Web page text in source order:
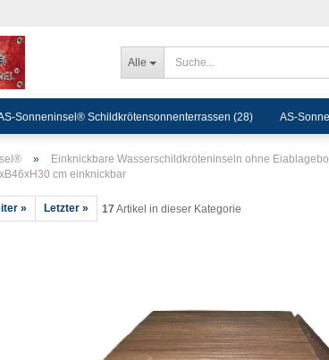
Alle
Sonneninsel® Schildkrötensonnenterrassen (28) AS-
» Einknickbare Wasserschildkröteninseln ohne
cm einknickbar
» Letzter » 17 Artikel in dieser Kategorie